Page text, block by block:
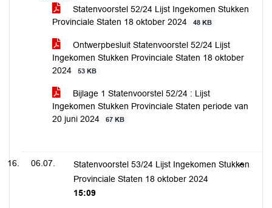
Statenvoorstel 52/24 Lijst Ingekomen Stukken
Provinciale Staten 18 oktober 2024
48 KB
Ontwerpbesluit Statenvoorstel 52/24 Lijst
Ingekomen Stukken Provinciale Staten 18 oktober
2024
53 KB
Bijlage 1 Statenvoorstel 52/24 : Lijst
Ingekomen Stukken Provinciale Staten periode van
20 juni 2024
67 KB
06.07.
Statenvoorstel 53/24 Lijst Ingekomen Stukken
Provinciale Staten 18 oktober 2024
15:09